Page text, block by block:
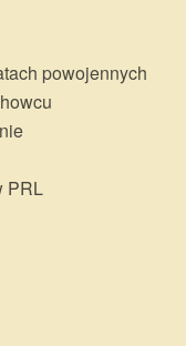
powojennych
PRL